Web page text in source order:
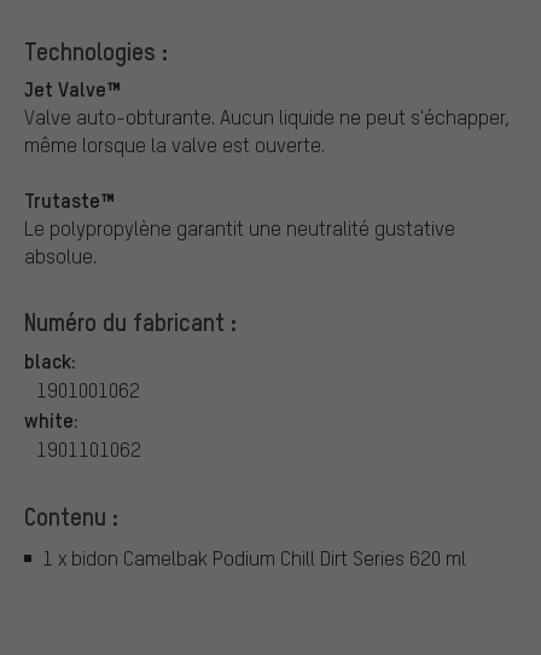
Technologies :
Jet Valve™
Valve auto-obturante. Aucun liquide ne peut s'échapper,
même lorsque la valve est ouverte.
Trutaste™
Le polypropylène garantit une neutralité gustative
absolue.
Numéro du fabricant :
black:
1901001062
white:
1901101062
Contenu :
1 x bidon Camelbak Podium Chill Dirt Series 620 ml